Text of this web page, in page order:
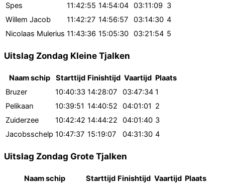
Spes
11:42:55 14:54:04 03:11:09 3
Willem Jacob
11:42:27 14:56:57 03:14:30 4
Nicolaas Mulerius 11:43:36 15:05:30 03:21:54 5
Uitslag Zondag Kleine Tjalken
Naam schip Starttijd Finishtijd Vaartijd Plaats
Bruzer
10:40:33 14:28:07 03:47:34 1
Pelikaan
10:39:51 14:40:52 04:01:01 2
Zuiderzee
10:42:42 14:44:22 04:01:40 3
Jacobsschelp 10:47:37 15:19:07 04:31:30 4
Uitslag Zondag Grote Tjalken
Naam schip Starttijd Finishtijd Vaartijd Plaats